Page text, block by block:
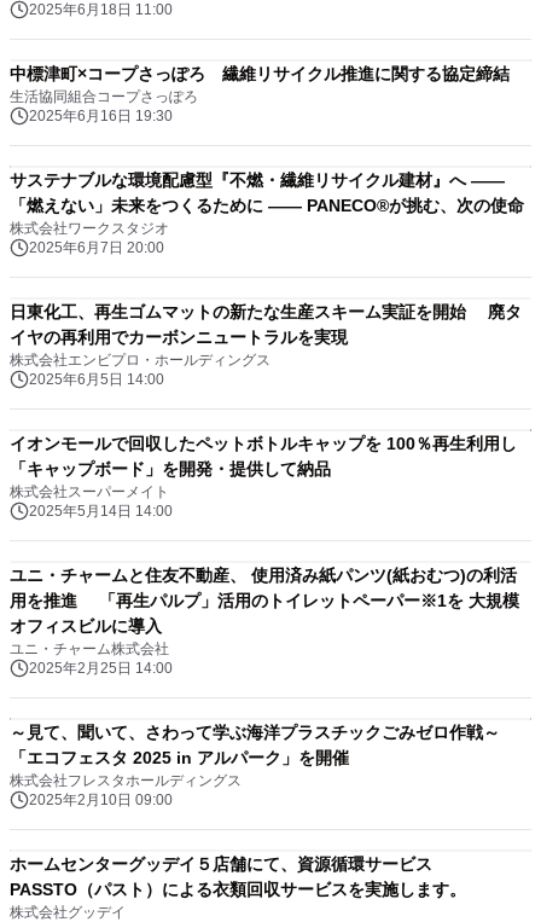
2025年6月18日 11:00
中標津町×コープさっぽろ 繊維リサイクル推進に関する協定締結
生活協同組合コープさっぽろ
2025年6月16日 19:30
サステナブルな環境配慮型『不燃・繊維リサイクル建材』へ ——
「燃えない」未来をつくるために —— PANECO®が挑む、次の使命
株式会社ワークスタジオ
2025年6月7日 20:00
日東化工、再生ゴムマットの新たな生産スキーム実証を開始 廃タ
イヤの再利用でカーボンニュートラルを実現
株式会社エンビプロ・ホールディングス
2025年6月5日 14:00
イオンモールで回収したペットボトルキャップを 100％再生利用し
「キャップボード」を開発・提供して納品
株式会社スーパーメイト
2025年5月14日 14:00
ユニ・チャームと住友不動産、 使用済み紙パンツ(紙おむつ)の利活
用を推進 「再生パルプ」活用のトイレットペーパー※1を 大規模
オフィスビルに導入
ユニ・チャーム株式会社
2025年2月25日 14:00
～見て、聞いて、さわって学ぶ海洋プラスチックごみゼロ作戦～
「エコフェスタ 2025 in アルパーク」を開催
株式会社フレスタホールディングス
2025年2月10日 09:00
ホームセンターグッデイ５店舗にて、資源循環サービス
PASSTO（パスト）による衣類回収サービスを実施します。
株式会社グッデイ